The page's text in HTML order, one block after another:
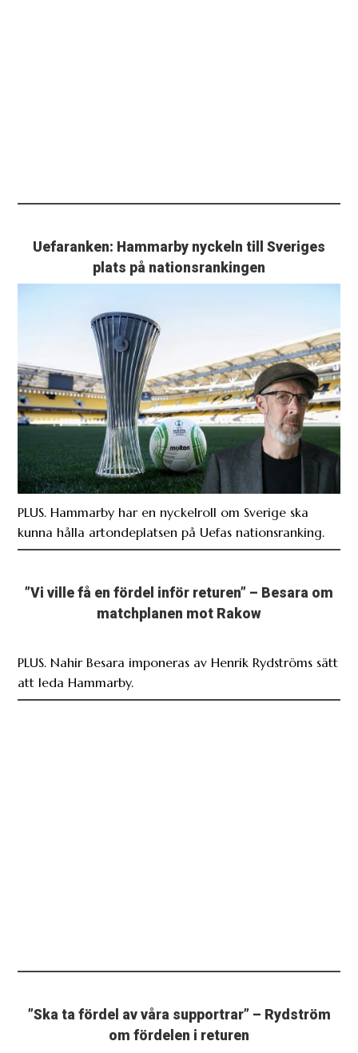
Uefaranken: Hammarby nyckeln till Sveriges
plats på nationsrankingen
PLUS. Hammarby har en nyckelroll om Sverige ska
kunna hålla artondeplatsen på Uefas nationsranking.
”Vi ville få en fördel inför returen” – Besara om
matchplanen mot Rakow
PLUS. Nahir Besara imponeras av Henrik Rydströms sätt
att leda Hammarby.
”Ska ta fördel av våra supportrar” – Rydström
om fördelen i returen